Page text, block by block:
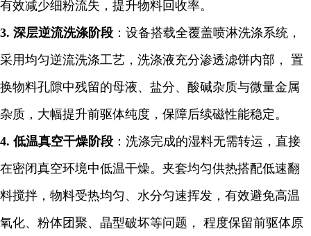
有效减少细粉流失，提升物料回收率。
3. 深层逆流洗涤阶段 ：设备搭载全覆盖喷淋洗涤系统，
采用均匀逆流洗涤工艺，洗涤液充分渗透滤饼内部， 置
换物料孔隙中残留的母液、盐分、酸碱杂质与微量金属
杂质，大幅提升前驱体纯度，保障后续磁性能稳定。
4. 低温真空干燥阶段 ：洗涤完成的湿料无需转运，直接
在密闭真空环境中低温干燥。夹套均匀供热搭配低速翻
料搅拌，物料受热均匀、水分匀速挥发，有效避免高温
氧化、粉体团聚、晶型破坏等问题， 程度保留前驱体原